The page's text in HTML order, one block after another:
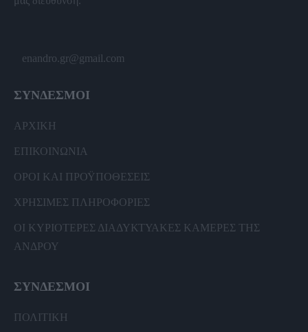
enandro.gr@gmail.com
ΣΥΝΔΕΣΜΟΙ
ΑΡΧΙΚΗ
ΕΠΙΚΟΙΝΩΝΙΑ
ΟΡΟΙ ΚΑΙ ΠΡΟΫΠΟΘΕΣΕΙΣ
ΧΡΗΣΙΜΕΣ ΠΛΗΡΟΦΟΡΙΕΣ
ΟΙ ΚΥΡΙΟΤΕΡΕΣ ΔΙΑΔΥΚΤΥΑΚΕΣ ΚΑΜΕΡΕΣ ΤΗΣ
ΑΝΔΡΟΥ
ΣΥΝΔΕΣΜΟΙ
ΠΟΛΙΤΙΚΗ